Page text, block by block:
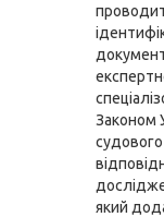
Законом
який